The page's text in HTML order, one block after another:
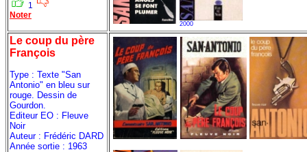
1
Noter
2000
Le coup du père
François
Type : Texte "San
Antonio" en bleu sur
rouge. Dessin de
Gourdon.
Editeur EO : Fleuve
Noir
Auteur : Frédéric DARD
Année sortie : 1963